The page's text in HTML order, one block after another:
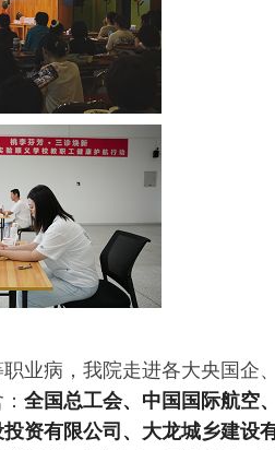
业病，我院走进各大央国企、
全国总工会、中国国际航空、
资有限公司、大龙城乡建设